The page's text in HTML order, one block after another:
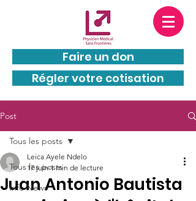
PMSF est une entité juridiquement
indépendante deMSF(Médecins Sans
Frontières) : PMSF et MSF n’appartiennent pas au
Faire un don
Régler votre cotisation
Post
Tous les posts
Info News
Tous les posts
Juan Antonio Bautista
Leica Ayele Ndelo
17 juin 1 min de lecture